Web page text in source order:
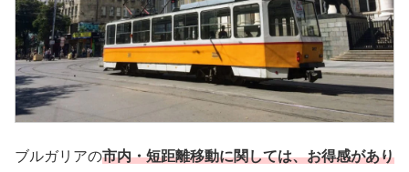
ブルガリアの市内・短距離移動に関しては、お得感があり